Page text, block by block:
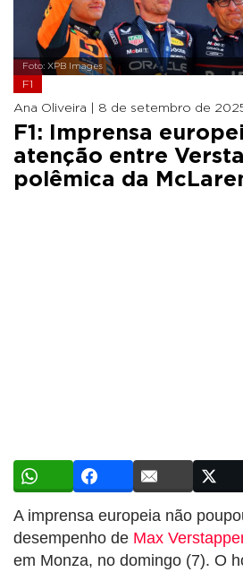
Foto: XPB Images
F1
Ana Oliveira | 8 de setembro de
F1: Imprensa
atenção entre
polêmica da
A imprensa europeia não
desempenho de Max
em Monza, no domingo (7). O